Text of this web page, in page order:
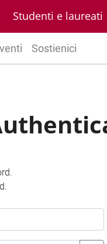
Studenti e laureati
Sostienici